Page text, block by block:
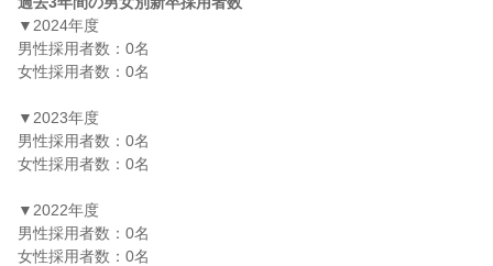
▼2024年度
男性採用者数：0名
女性採用者数：0名
▼2023年度
男性採用者数：0名
女性採用者数：0名
▼2022年度
男性採用者数：0名
女性採用者数：0名